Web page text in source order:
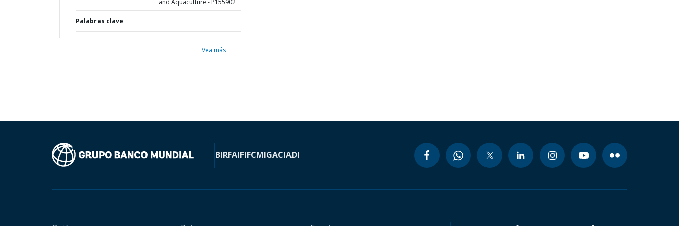
and Aquaculture - P155902
Palabras clave
Vea más
BIRFAIFIFCMIGACIADI